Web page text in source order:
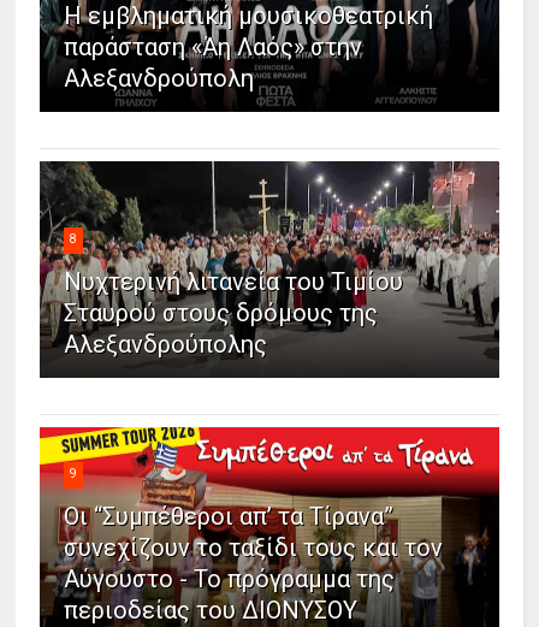
Η εμβληματική μουσικοθεατρική
παράσταση «Άη Λαός» στην
Αλεξανδρούπολη
8
Νυχτερινή λιτανεία του Τιμίου
Σταυρού στους δρόμους της
Αλεξανδρούπολης
9
Οι “Συμπέθεροι απ’ τα Τίρανα”
συνεχίζουν το ταξίδι τους και τον
Αύγουστο - Το πρόγραμμα της
περιοδείας του ΔΙΟΝΥΣΟΥ